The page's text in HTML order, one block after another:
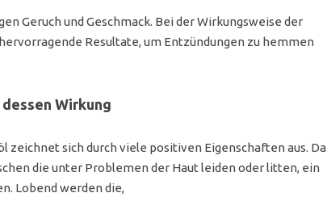
Geruch und Geschmack. Bei der Wirkungsweise der
Resultate, um Entzündungen zu hemmen
Wirkung
zeichnet sich durch viele positiven Eigenschaften aus. Da
die unter Problemen der Haut leiden oder litten, ein
Lobend werden die,